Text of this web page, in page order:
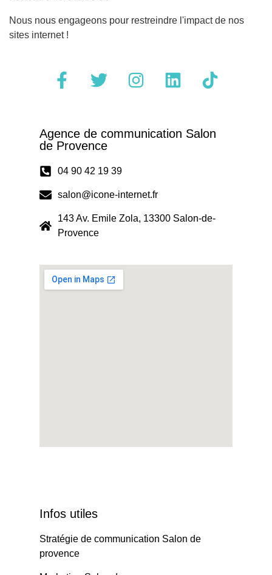
Nous nous engageons pour restreindre l'impact de nos
sites internet !
Agence de communication Salon
de Provence
04 90 42 19 39
salon@icone-internet.fr
143 Av. Emile Zola, 13300 Salon-de-
Provence
Infos utiles
Stratégie de communication Salon de
provence